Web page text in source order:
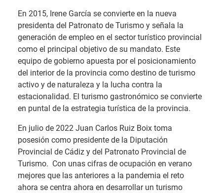
En 2015, Irene García se convierte en la nueva
presidenta del Patronato de Turismo y señala la
generación de empleo en el sector turístico provincial
como el principal objetivo de su mandato. Este
equipo de gobierno apuesta por el posicionamiento
del interior de la provincia como destino de turismo
activo y de naturaleza y la lucha contra la
estacionalidad. El turismo gastronómico se convierte
en puntal de la estrategia turística de la provincia.
En julio de 2022 Juan Carlos Ruiz Boix toma
posesión como presidente de la Diputación
Provincial de Cádiz y del Patronato Provincial de
Turismo. Con unas cifras de ocupación en verano
mejores que las anteriores a la pandemia el reto
ahora se centra ahora en desarrollar un turismo